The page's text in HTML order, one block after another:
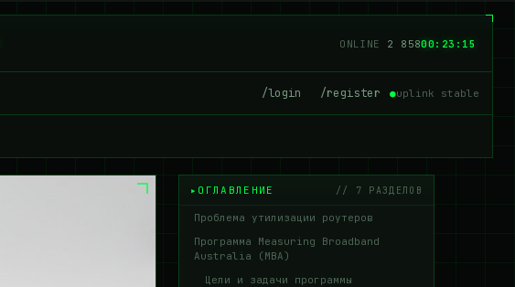
ONLINE 2 85700:23:16
/login /register ●uplink stable
ОГЛАВЛЕНИЕ // 7 РАЗДЕЛОВ
Проблема утилизации роутеров
Программа Measuring Broadband
Australia (MBA)
Цели и задачи программы